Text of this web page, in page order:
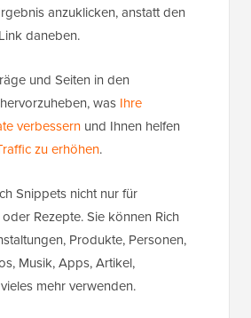
anzuklicken, anstatt den
daneben.
und Seiten in den
was Ihre
verbessern und Ihnen helfen
zu erhöhen.
Snippets nicht nur für
Rezepte. Sie können Rich
Produkte, Personen,
Musik, Apps, Artikel,
mehr verwenden.